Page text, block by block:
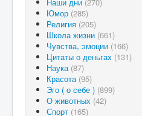
Юмор (285)
Религия (205)
Школа жизни (661)
Чувства, эмоции (166)
Цитаты о деньгах (131)
Наука (87)
Красота (95)
Эго ( о себе ) (899)
О животных (42)
Спорт (165)